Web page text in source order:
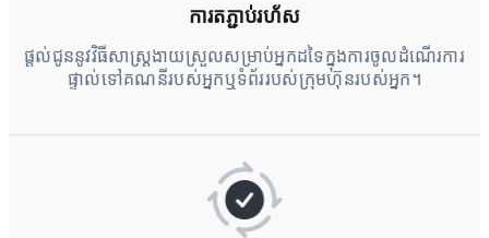
ការតភ្ជាប់រហ័ស
ផ្តល់ជូននូវវិធីសាស្រ្តងាយស្រួលសម្រាប់អ្នកដទៃក្នុងការចូលដំណើរការ
ផ្ទាល់ទៅគណនីរបស់អ្នកឬទំព័ររបស់ក្រុមហ៊ុនរបស់អ្នក។